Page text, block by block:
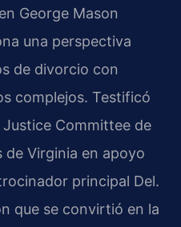
George Mason
una perspectiva
de divorcio con
complejos. Testificó
Committee de
de Virginia en apoyo
principal Del.
que se convirtió en la